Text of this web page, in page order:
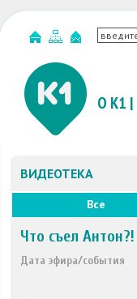
О К1 |
ВИДЕОТЕКА
Все
Что съел
Дата эфира/события